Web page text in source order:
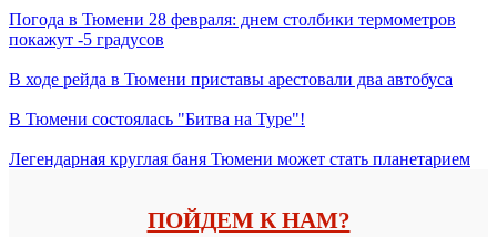
Погода в Тюмени 28 февраля: днем столбики термометров
покажут -5 градусов
В ходе рейда в Тюмени приставы арестовали два автобуса
В Тюмени состоялась "Битва на Туре"!
Легендарная круглая баня Тюмени может стать планетарием
ПОЙДЕМ К НАМ?